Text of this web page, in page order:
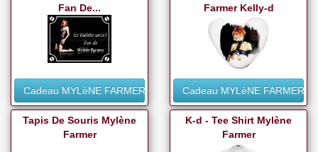
Fan De...
Cadeau MYLèNE FARMER
Farmer Kelly-d
Cadeau MYLèNE FARMER
Tapis De Souris Mylène
Farmer
K-d - Tee Shirt Mylène
Farmer